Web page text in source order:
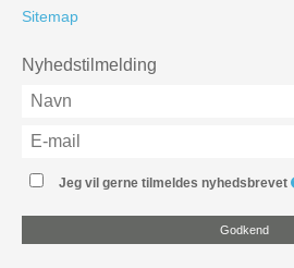
Sitemap
Nyhedstilmelding
Jeg vil gerne tilmeldes nyhedsbrevet
Godkend